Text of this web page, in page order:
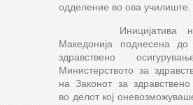
одделение во ова училиште.
Иницијатива
Македонија поднесена
здравствено
Министерството за
на Законот за
во делот кој